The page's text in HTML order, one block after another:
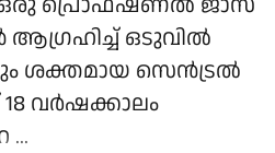
ഒടുവിൽ
ശക്തമായ സെൻട്രൽ
18 വർഷക്കാലം